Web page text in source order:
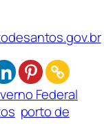
Federal
porto de